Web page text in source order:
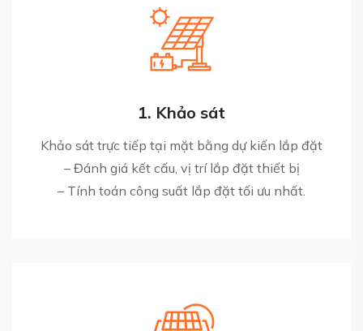
1. Khảo sát
Khảo sát trực tiếp tại mặt bằng dự kiến lắp đặt
– Đánh giá kết cấu, vị trí lắp đặt thiết bị
– Tính toán công suất lắp đặt tối ưu nhất.